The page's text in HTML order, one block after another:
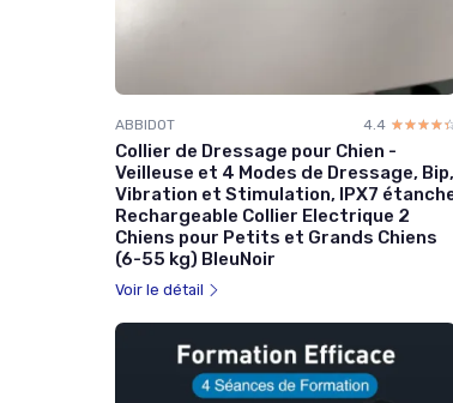
ABBIDOT 4.4
Collier de Dressage pour Chien -
Veilleuse et 4 Modes de Dressage, Bip,
Vibration et Stimulation, IPX7
Rechargeable Collier Electrique 2
Chiens pour Petits et Grands Chiens
(6-55 kg) BleuNoir
Voir le détail